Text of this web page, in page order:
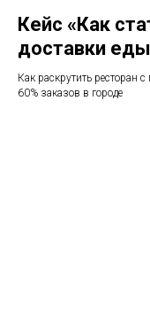
Кейс «Как
доставки
Как раскрутить ресторан
60% заказов в городе